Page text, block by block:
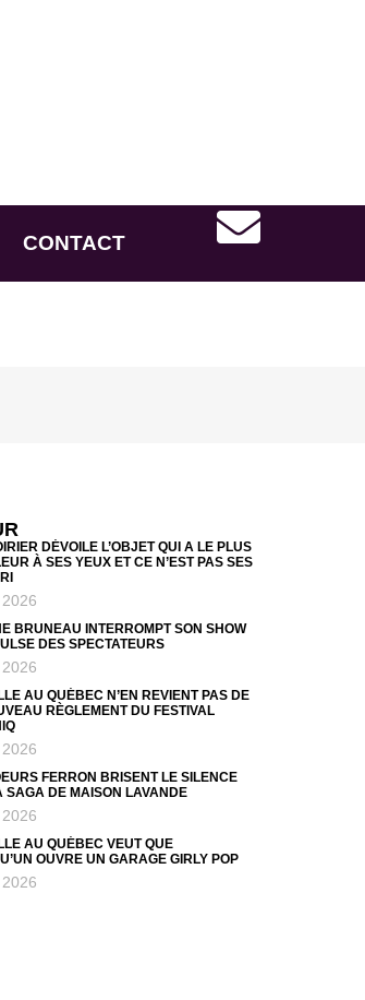
CONTACT
DÉVOILE L’OBJET QUI A LE PLUS
À SES YEUX ET CE N’EST PAS SES
BRUNEAU INTERROMPT SON SHOW
DES SPECTATEURS
AU QUÉBEC N’EN REVIENT PAS DE
RÈGLEMENT DU FESTIVAL
FERRON BRISENT LE SILENCE
SAGA DE MAISON LAVANDE
AU QUÉBEC VEUT QUE
OUVRE UN GARAGE GIRLY POP